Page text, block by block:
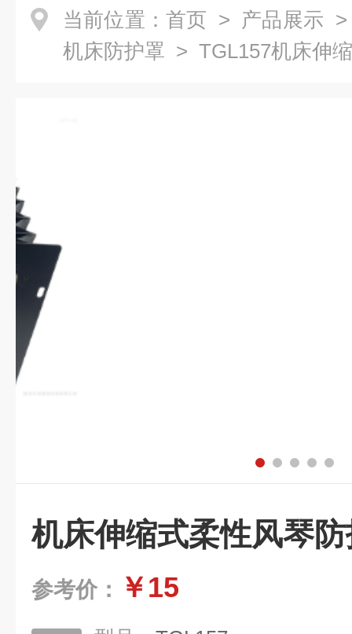
当前位置： 首页 > 产品展示
机床防护罩 > TGL157机床伸
机床伸缩式柔性风琴
参考价： ￥15